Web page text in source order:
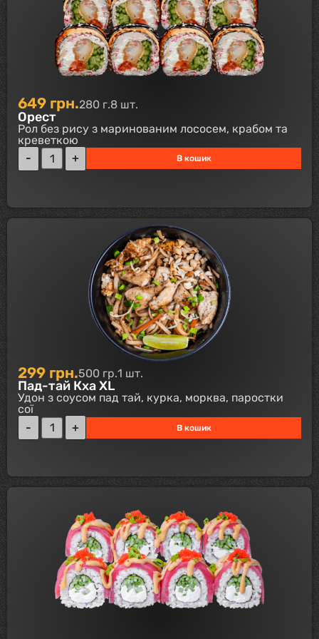
649 грн.280 г.8 шт.
Орест
Рол без рису з маринованим лососем, крабом та
креветкою
В кошик
299 грн.500 гр.1 шт.
Пад-тай Кха XL
Удон з соусом пад тай, курка, морква, паростки
сої
В кошик